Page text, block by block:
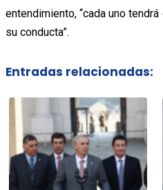
entendimiento, “cada uno
su conducta”.
Entradas relacionadas: